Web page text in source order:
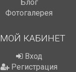
Блог
Фотогалерея
МОЙ КАБИНЕТ
Вход
Регистрация